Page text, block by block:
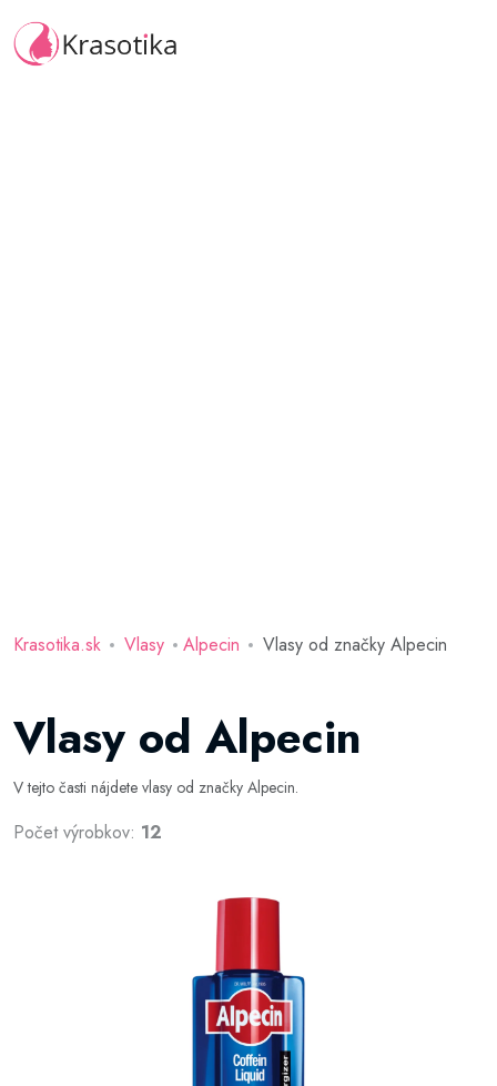
Krasotika.sk Vlasy Alpecin Vlasy od značky Alpecin
Vlasy od Alpecin
V tejto časti nájdete vlasy od značky Alpecin.
Počet výrobkov: 12